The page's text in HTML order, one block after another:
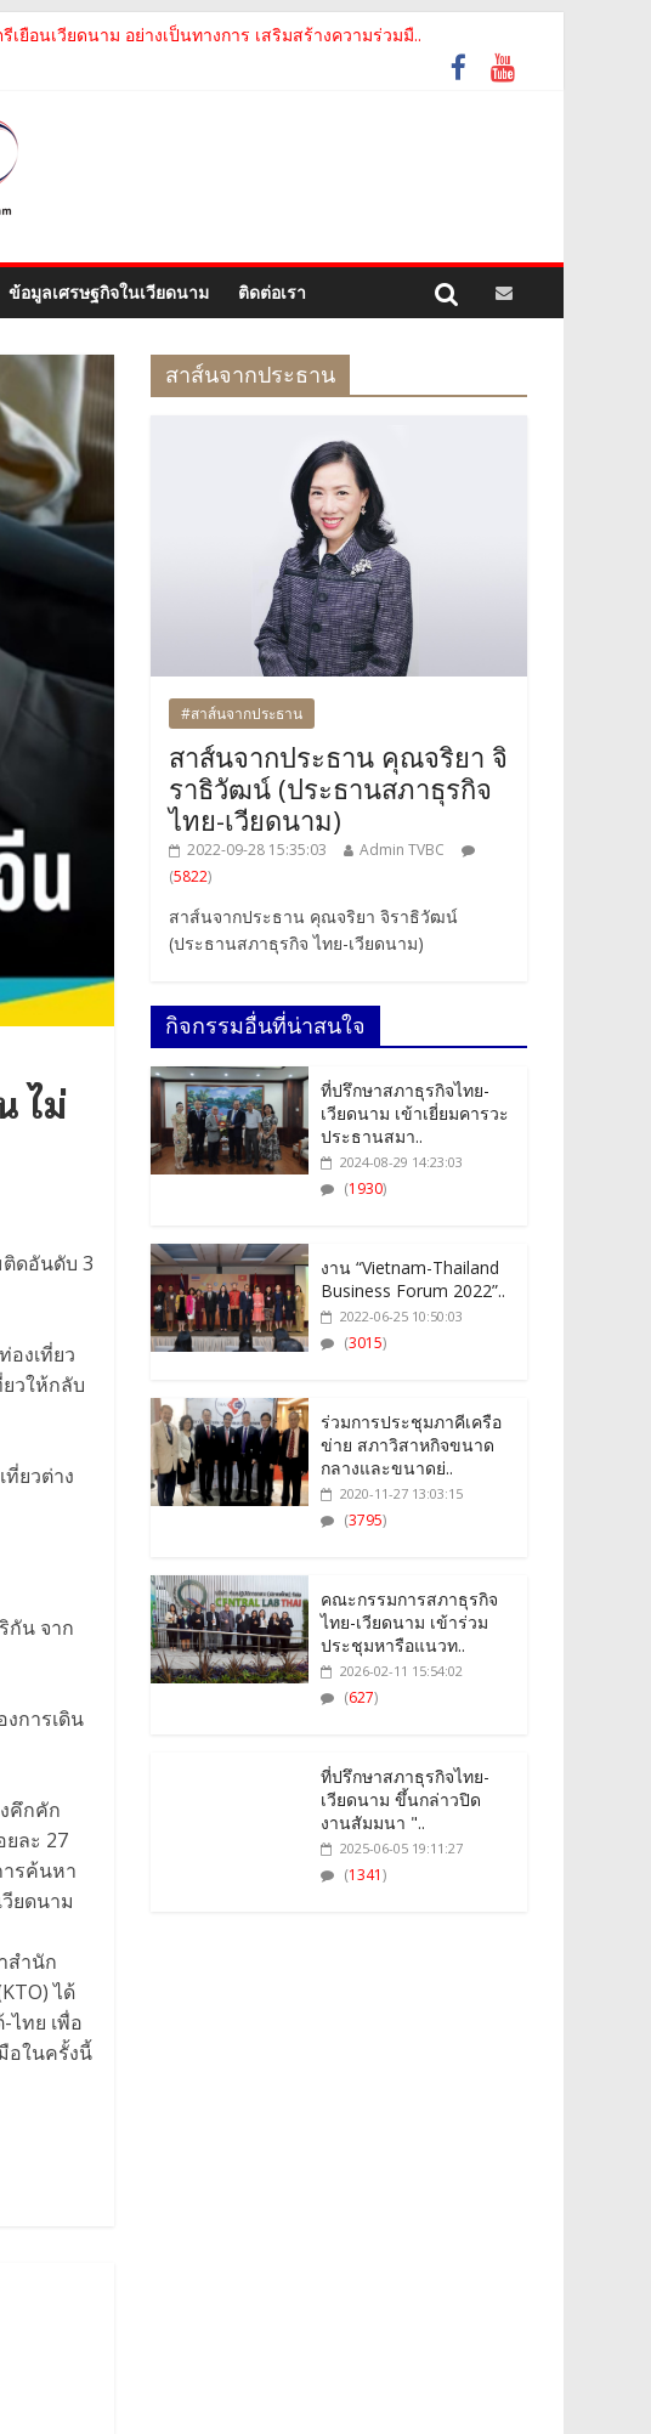
Trade Promotion of Thanh Hoa Province for Th..
ะผู้แทนภาครัฐเวียดนาม จากคณะกรรมการประชาชน กรุงฮ..
ถาปนา บริษัท ห้องปฏิบัติการกลาง (ประเทศไทย) จ..
ข้อมูลเศรษฐกิจในเวียดนาม ติดต่อเรา
ไม่
ติดอันดับ 3
องเที่ยว
วให้กลับ
ยวต่าง
กัน จาก
การเดิน
คึกคัก
ยละ 27
ารค้นหา
ยดนาม
สำนัก
ได้
ไทย เพื่อ
อในครั้งนี้
สาส์นจากประธาน
#สาส์นจากประธาน
สาส์นจากประธาน คุณจริยา จิ
ราธิวัฒน์ (ประธานสภาธุรกิจ
ไทย-เวียดนาม)
2022-09-28 15:35:03
Admin TVBC
(5822)
สาส์นจากประธาน คุณจริยา จิราธิวัฒน์
(ประธานสภาธุรกิจ ไทย-เวียดนาม)
กิจกรรมอื่นที่น่าสนใจ
ที่ปรึกษาสภาธุรกิจไทย-
เวียดนาม เข้าเยี่ยมคารวะ
ประธานสมา..
2024-08-29 14:23:03
(1930)
งาน “Vietnam-Thailand
Business Forum 2022”..
2022-06-25 10:50:03
(3015)
ร่วมการประชุมภาคีเครือ
ข่าย สภาวิสาหกิจขนาด
กลางและขนาดย่..
2020-11-27 13:03:15
(3795)
คณะกรรมการสภาธุรกิจ
ไทย-เวียดนาม เข้าร่วม
ประชุมหารือแนวท..
2026-02-11 15:54:02
(627)
ที่ปรึกษาสภาธุรกิจไทย-
เวียดนาม ขึ้นกล่าวปิด
งานสัมมนา "..
2025-06-05 19:11:27
(1341)